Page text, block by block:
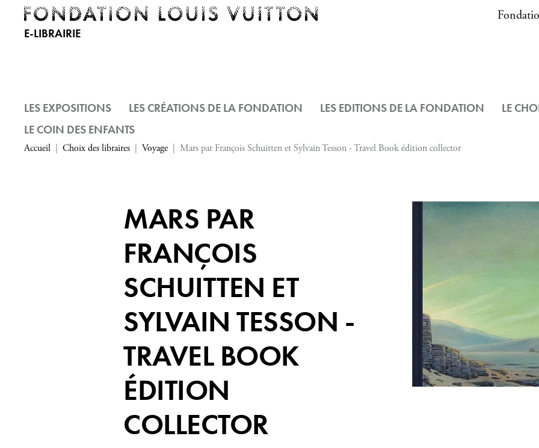
E-LIBRAIRIE
LES EXPOSITIONS LES CRÉATIONS DE LA FONDATION LES EDITIONS DE LA FONDATION
LE
LE COIN DES ENFANTS
Accueil Choix des libraires Voyage Mars par François Schuitten et Sylvain Tesson - Travel Book édition collector
MARS PAR
FRANÇOIS
SCHUITTEN ET
SYLVAIN TESSON -
TRAVEL BOOK
ÉDITION
COLLECTOR